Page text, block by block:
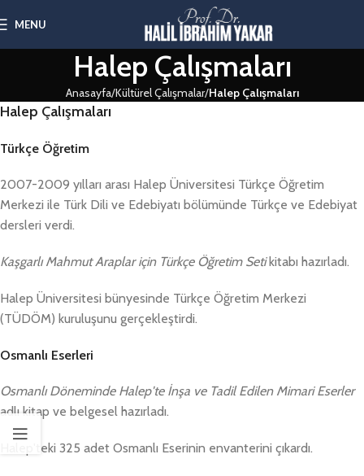
MENU
Halep Çalışmaları
Anasayfa Kültürel Çalışmalar Halep Çalışmaları
Halep Çalışmaları
Türkçe Öğretim
2007-2009 yılları arası Halep Üniversitesi Türkçe Öğretim
Merkezi ile Türk Dili ve Edebiyatı bölümünde Türkçe ve Edebiyat
dersleri verdi.
Kaşgarlı Mahmut Araplar için Türkçe Öğretim Setikitabı hazırladı.
Halep Üniversitesi bünyesinde Türkçe Öğretim Merkezi
(TÜDÖM) kuruluşunu gerçekleştirdi.
Osmanlı Eserleri
Osmanlı Döneminde Halep'te İnşa ve Tadil Edilen Mimari Eserler
adlı kitap ve belgesel hazırladı.
Halep'teki 325 adet Osmanlı Eserinin envanterini çıkardı.